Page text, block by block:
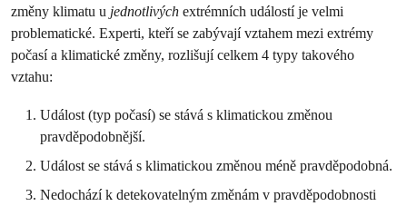
změny klimatu u jednotlivých extrémních událostí je velmi
problematické. Experti, kteří se zabývají vztahem mezi extrémy
počasí a klimatické změny, rozlišují celkem 4 typy takového
vztahu:
Událost (typ počasí) se stává s klimatickou změnou
pravděpodobnější.
Událost se stává s klimatickou změnou méně pravděpodobná.
Nedochází k detekovatelným změnám v pravděpodobnosti